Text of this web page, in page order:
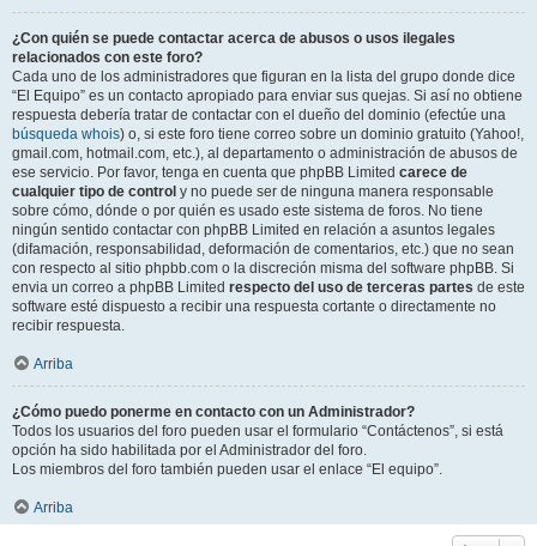
¿Con quién se puede contactar acerca de abusos o usos ilegales
relacionados con este foro?
Cada uno de los administradores que figuran en la lista del grupo donde dice
“El Equipo” es un contacto apropiado para enviar sus quejas. Si así no obtiene
respuesta debería tratar de contactar con el dueño del dominio (efectúe una
búsqueda whois) o, si este foro tiene correo sobre un dominio gratuito (Yahoo!,
gmail.com, hotmail.com, etc.), al departamento o administración de abusos de
ese servicio. Por favor, tenga en cuenta que phpBB Limited carece de
cualquier tipo de control y no puede ser de ninguna manera responsable
sobre cómo, dónde o por quién es usado este sistema de foros. No tiene
ningún sentido contactar con phpBB Limited en relación a asuntos legales
(difamación, responsabilidad, deformación de comentarios, etc.) que no sean
con respecto al sitio phpbb.com o la discreción misma del software phpBB. Si
envia un correo a phpBB Limited respecto del uso de terceras partes de este
software esté dispuesto a recibir una respuesta cortante o directamente no
recibir respuesta.
Arriba
¿Cómo puedo ponerme en contacto con un Administrador?
Todos los usuarios del foro pueden usar el formulario “Contáctenos”, si está
opción ha sido habilitada por el Administrador del foro.
Los miembros del foro también pueden usar el enlace “El equipo”.
Arriba